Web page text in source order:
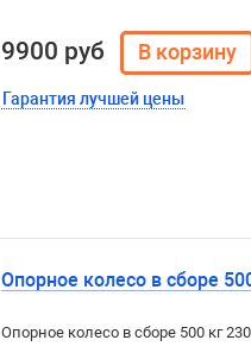
9900 руб
Гарантия лучшей цены
Опорное колесо в сборе
Опорное колесо в сборе 500 кг